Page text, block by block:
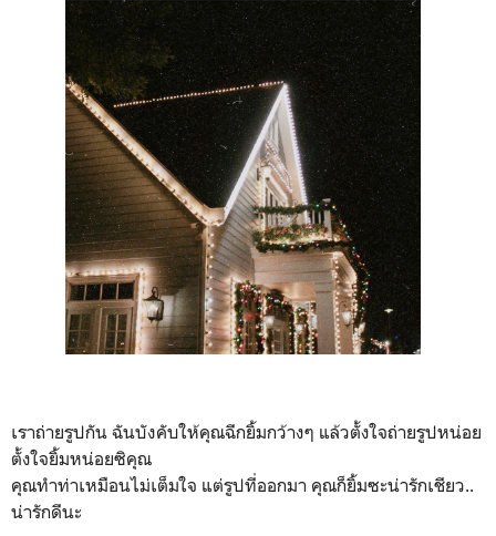
เราถ่ายรูปกัน ฉันบังคับให้คุณฉีกยิ้มกว้างๆ แล้วตั้งใจถ่ายรูปหน่อย
ตั้งใจยิ้มหน่อยซิคุณ
คุณทำท่าเหมือนไม่เต็มใจ แต่รูปที่ออกมา คุณก็ยิ้มซะน่ารักเชียว..
น่ารักดีนะ